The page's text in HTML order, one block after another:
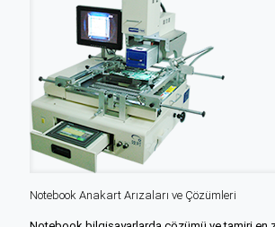
Notebook Anakart Arızaları ve Çözümleri